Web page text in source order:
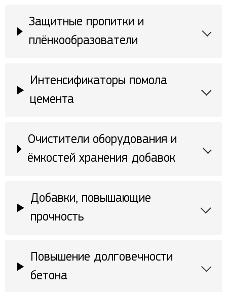
Защитные пропитки и
плёнкообразователи
Интенсификаторы помола
цемента
Очистители оборудования и
ёмкостей хранения добавок
Добавки, повышающие
прочность
Повышение долговечности
бетона